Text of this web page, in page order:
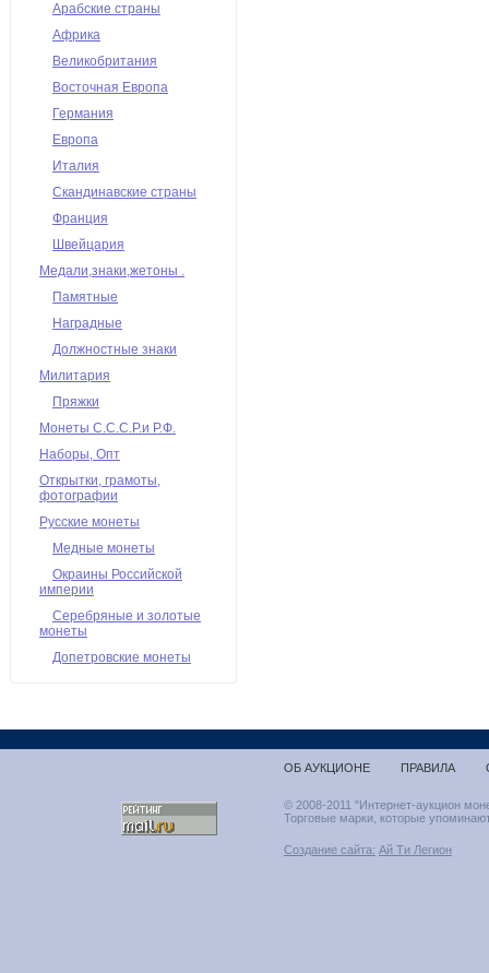
Арабские страны
Африка
Великобритания
Восточная Европа
Германия
Европа
Италия
Скандинавские страны
Франция
Швейцария
Медали,знаки,жетоны .
Памятные
Наградные
Должностные знаки
Милитария
Пряжки
Монеты С.С.С.Р.и Р.Ф.
Наборы, Опт
Открытки, грамоты,
фотографии
Русские монеты
Медные монеты
Окраины Российской
империи
Серебряные и золотые
монеты
Допетровские монеты
ОБ АУКЦИОНЕ ПРАВИЛА
© 2008-2011 "Интернет-аукцион
Торговые марки, которые
Создание сайта: Ай Ти Легион